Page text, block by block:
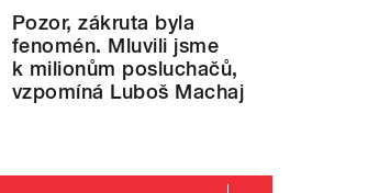
Pozor, zákruta byla
fenomén. Mluvili jsme
k milionům posluchačů,
vzpomíná Luboš Machaj